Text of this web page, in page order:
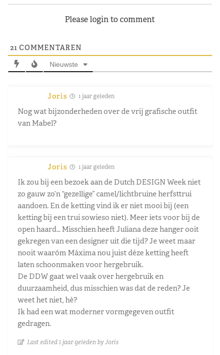
Please login to comment
21 COMMENTAREN
Nieuwste
Joris 1 jaar geleden
Nog wat bijzonderheden over de vrij grafische outfit
van Mabel?
Joris 1 jaar geleden
Ik zou bij een bezoek aan de Dutch DESIGN Week niet
zo gauw zo’n “gezellige” camel/lichtbruine herfsttrui
aandoen. En de ketting vind ik er niet mooi bij (een
ketting bij een trui sowieso niet). Meer iets voor bij de
open haard… Misschien heeft Juliana deze hanger ooit
gekregen van een designer uit die tijd? Je weet maar
nooit waaróm Máxima nou juist déze ketting heeft
laten schoonmaken voor hergebruik.
De DDW gaat wel vaak over hergebruik en
duurzaamheid, dus misschien was dat de reden? Je
weet het niet, hè?
Ik had een wat moderner vormgegeven outfit
gedragen.
Last edited 1 jaar geleden by Joris